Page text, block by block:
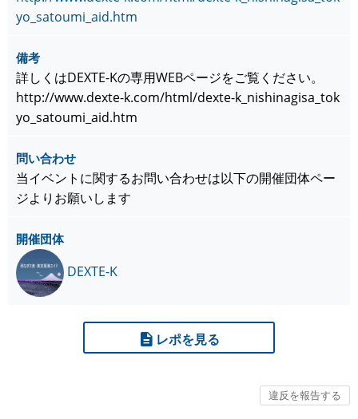
yo_satoumi_aid.htm
備考
詳しくはDEXTE-Kの専用WEBページをご覧ください。
http://www.dexte-k.com/html/dexte-k_nishinagisa_tok
yo_satoumi_aid.htm
問い合わせ
当イベントに関するお問い合わせは以下の開催団体ペー
ジよりお願いします
開催団体
DEXTE-K
レポを見る